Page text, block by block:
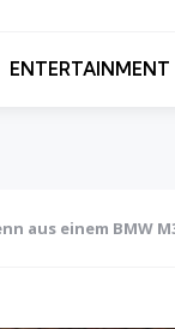
ENTERTAINMENT
aus einem BMW